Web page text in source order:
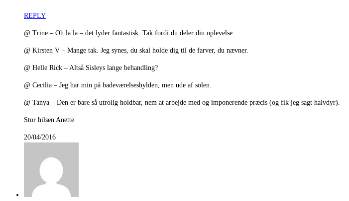
REPLY
@ Trine – Oh la la – det lyder fantastisk. Tak fordi du deler din oplevelse.
@ Kirsten V – Mange tak. Jeg synes, du skal holde dig til de farver, du nævner.
@ Helle Rick – Altså Sisleys lange behandling?
@ Cecilia – Jeg har min på badeværelseshylden, men ude af solen.
@ Tanya – Den er bare så utrolig holdbar, nem at arbejde med og imponerende præcis (og fik jeg sagt halvdyr).
Stor hilsen Anette
20/04/2016